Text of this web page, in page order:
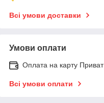
Всі умови доставки
Умови оплати
Оплата на карту Приват
Всі умови оплати